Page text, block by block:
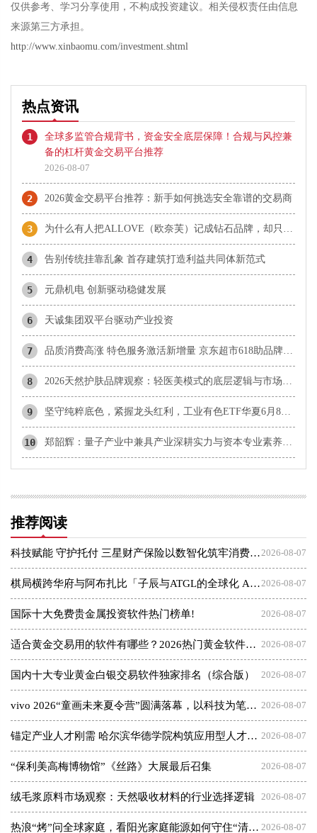
仅供参考、学习分享使用，不构成投资建议。相关侵权责任由信息
来源第三方承担。
http://www.xinbaomu.com/investment.shtml
热点资讯
1
全球多监管合规背书，资金安全底层保障！合规与风控兼
备的杠杆黄金交易平台推荐
2026-08-07
2 2026黄金交易平台推荐：新手如何挑选安全靠谱的交易商
3
4 告别传统挂靠乱象 首存建筑打造利益共同体新范式
5 元鼎机电 创新驱动稳健发展
6 天诚集团双平台驱动产业投资
7
8
9
10
推荐阅读
2026-08-07
科技赋能 守护托付 三星财产保险以数智化筑牢消费者权益保护屏障
2026-08-07
棋局横跨华府与阿布扎比「子辰与ATGL的全球化 AI 资本突围战」
2026-08-07
国际十大免费贵金属投资软件热门榜单!
2026-08-07
适合黄金交易用的软件有哪些？2026热门黄金软件速览！
2026-08-07
国内十大专业黄金白银交易软件独家排名（综合版）
2026-08-07
vivo 2026“童画未来夏令营”圆满落幕，以科技为笔，绘就美育未来
2026-08-07
锚定产业人才刚需 哈尔滨华德学院构筑应用型人才成长高地
2026-08-07
“保利美高梅博物馆”《丝路》大展最后召集
2026-08-07
绒毛浆原料市场观察：天然吸收材料的行业选择逻辑
2026-08-07
热浪“烤”问全球家庭，看阳光家庭能源如何守住“清凉”底气